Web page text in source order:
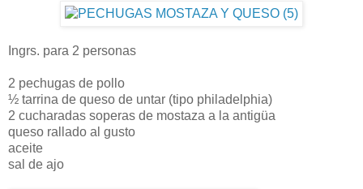
Ingrs. para 2 personas
2 pechugas de pollo
½ tarrina de queso de untar (tipo philadelphia)
2 cucharadas soperas de mostaza a la antigüa
queso rallado al gusto
aceite
sal de ajo